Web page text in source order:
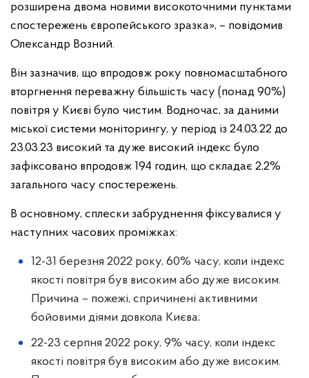
розширена двома новими високоточними пунктами
спостережень європейського зразка», – повідомив
Олександр Возний.
Він зазначив, що впродовж року повномасштабного
вторгнення переважну більшість часу (понад 90%)
повітря у Києві було чистим. Водночас, за даними
міської системи моніторингу, у період із 24.03.22 до
23.03.23 високий та дуже високий індекс було
зафіксовано впродовж 194 годин, що складає 2,2%
загального часу спостережень.
В основному, сплески забруднення фіксувалися у
наступних часових проміжках:
12-31 березня 2022 року, 60% часу, коли індекс
якості повітря був високим або дуже високим.
Причина – пожежі, спричинені активними
бойовими діями довкола Києва;
22-23 серпня 2022 року, 9% часу, коли індекс
якості повітря був високим або дуже високим.